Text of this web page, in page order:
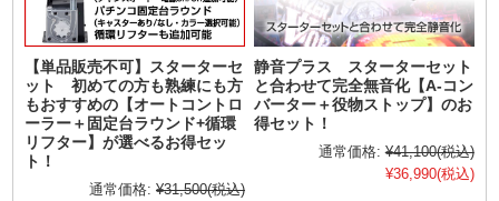
【単品販売不可】スターターセ
ット 初めての方も熟練にも方
もおすすめの【オートコントロ
ーラー＋固定台ラウンド+循環
リフター】が選べるお得セッ
ト！
通常価格: ¥31,500(税込)
静音プラス スターターセット
と合わせて完全無音化【A-コン
バーター＋役物ストップ】のお
得セット！
通常価格: ¥41,100(税込)
¥36,990(税込)